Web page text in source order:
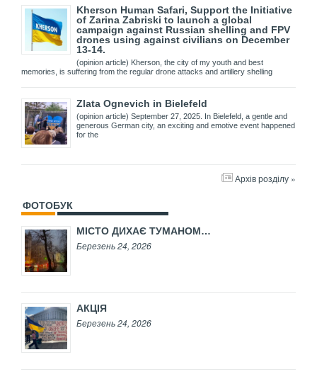
Kherson Human Safari, Support the Initiative
of Zarina Zabriski to launch a global
campaign against Russian shelling and FPV
drones using against civilians on December
13-14.
(opinion article) Kherson, the city of my youth and best
memories, is suffering from the regular drone attacks and artillery shelling
Zlata Ognevich in Bielefeld
(opinion article) September 27, 2025. In Bielefeld, a gentle and
generous German city, an exciting and emotive event happened
for the
Архів розділу »
ФОТОБУК
МІСТО ДИХАЄ ТУМАНОМ…
Березень 24, 2026
АКЦІЯ
Березень 24, 2026